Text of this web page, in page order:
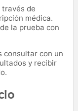
través de
médica.
la prueba con
consultar con un
y recibir